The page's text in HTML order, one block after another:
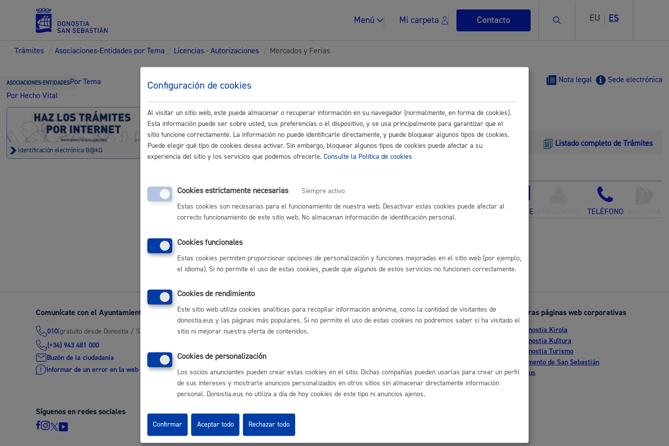
Menú Mi carpeta Contacto Buscar EU ES
Servicios
Padrón y asuntos personales Impuestos y multas
Seguridad ciudadana y emergencias
Salud Pública, animales y consumo
Trámites / Asociaciones-Entidades por Tema / Licencias - Autorizaciones / Mercados y Ferias
ASOCIACIONES-ENTIDADESPor Tema
Por Hecho Vital
Identificación electrónica B@kQ
Trámites para Asociaciones-
Entidades
Sede electrónica
Nota legal
Buscar Listado completo de Trámites
Solicitud de puesto en el Mercado de segunda mano: Donostiatruk
ONLINE
TELÉFONO
Volver al índice
Comunícate con el Ayuntamiento de Donostia / San Sebastián
010(gratuito desde Donostia / San Sebastián)
(+34) 943 481 000
Buzón de la ciudadanía
Informar de un error en la web
Enlaces útiles
Sala de prensa
Mapa web
Otras páginas web corporativas
Donostia Kirola
Donostia Kultura
Donostia Turismo
Fomento de San Sebastián
Dbus
Síguenos en redes sociales
Configuración de cookies
Al visitar un sitio web, este puede almacenar o recuperar información en su navegador (normalmente, en forma de cookies).
Esta información puede ser sobre usted, sus preferencias o el dispositivo, y se usa principalmente para garantizar que el
sitio funcione correctamente. La información no puede identificarle directamente, y puede bloquear algunos tipos de cookies.
Puede elegir qué tipo de cookies desea activar. Sin embargo, bloquear algunos tipos de cookies puede afectar a su
experiencia del sitio y los servicios que podemos ofrecerle. Consulte la Política de cookies
Cookies estrictamente necesarias
Siempre activo
Estas cookies son necesarias para el funcionamiento de nuestra web. Desactivar estas cookies puede afectar al
correcto funcionamiento de este sitio web. No almacenan información de identificación personal.
Cookies funcionales
Estas cookies permiten proporcionar opciones de personalización y funciones mejoradas en el sitio web (por ejemplo,
el idioma). Si no permite el uso de estas cookies, puede que algunos de estos servicios no funcionen correctamente.
Cookies de rendimiento
Este sitio web utiliza cookies analíticas para recopilar información anónima, como la cantidad de visitantes de
donostia.eus y las páginas más populares. Si no permite el uso de estas cookies no podremos saber si ha visitado el
sitio ni mejorar nuestra oferta de contenidos.
Cookies de personalización
Los socios anunciantes pueden crear estas cookies en el sitio. Dichas compañías pueden usarlas para crear un perfil
de sus intereses y mostrarle anuncios personalizados en otros sitios sin almacenar directamente información
personal. Donostia.eus no utiliza a día de hoy cookies de este tipo ni anuncios ajenos.
Rechazar todo
Confirmar Aceptar todo